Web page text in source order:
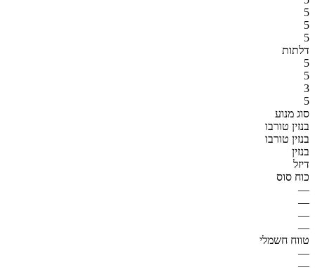
5
5
5
דלתות
5
5
3
5
סוג מנוע
בנזין טורבו
בנזין טורבו
בנזין
דיזל
כוח סוס
—
—
—
—
טווח חשמלי
—
—